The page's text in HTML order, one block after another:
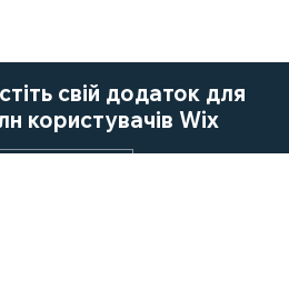
свій додаток для
користувачів Wix